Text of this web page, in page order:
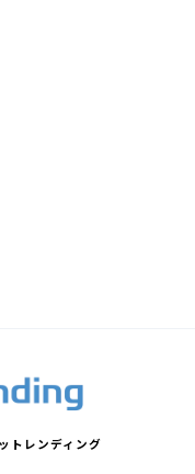
トレンディング